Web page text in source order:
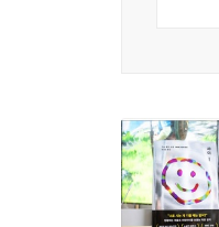
느낄 수 있
포터에게 돌
남겠다는 선